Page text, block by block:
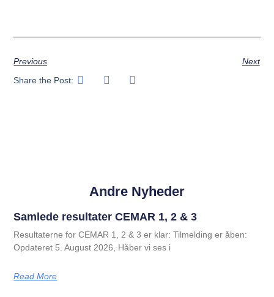
Previous
Next
Share the Post:
Andre Nyheder
Samlede resultater CEMAR 1, 2 & 3
Resultaterne for CEMAR 1, 2 & 3 er klar: Tilmelding er åben:
Opdateret 5. August 2026, Håber vi ses i
Read More